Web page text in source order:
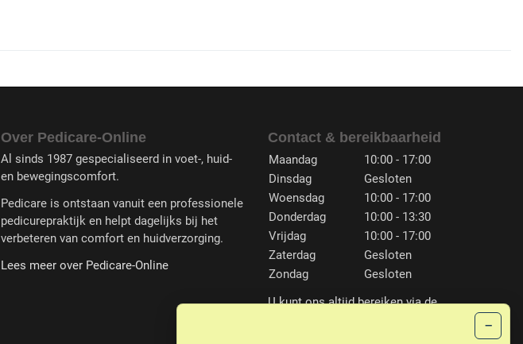
Over Pedicare-Online
Al sinds 1987 gespecialiseerd in voet-, huid-
en bewegingscomfort.
Pedicare is ontstaan vanuit een professionele
pedicurepraktijk en helpt dagelijks bij het
verbeteren van comfort en huidverzorging.
Lees meer over Pedicare-Online
Contact & bereikbaarheid
Maandag
10:00 - 17:00
Dinsdag
Gesloten
Woensdag
10:00 - 17:00
Donderdag
10:00 - 13:30
Vrijdag
10:00 - 17:00
Zaterdag
Gesloten
Zondag
Gesloten
U kunt ons altijd bereiken via de
−